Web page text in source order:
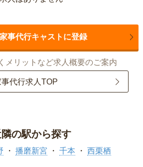
事代行キャストに登録
メリットなど求人概要のご案内
事代行求人TOP
の駅から探す
播磨新宮 千本 西栗栖